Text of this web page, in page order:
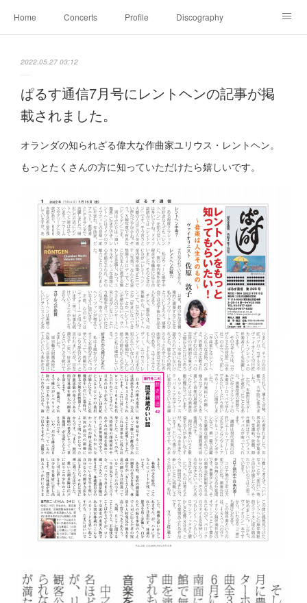
Home Concerts Profile Discography
2022.05.27 03:12
ぱるす通信7月号にレントヘンの記事が掲
載されました。
オランダの知られざる偉大な作曲家ユリウス・レントヘン。
もっとたくさんの方に知っていただけたら嬉しいです。